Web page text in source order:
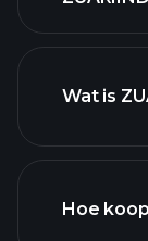
Wat is
Hoe